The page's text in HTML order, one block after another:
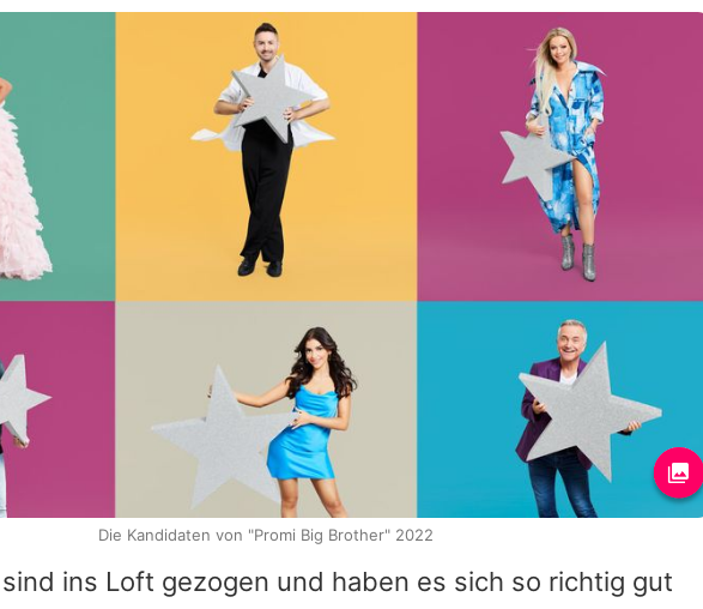
ins Loft gezogen und haben es sich so richtig gut
Die Kandidaten von "Promi Big Brother" 2022